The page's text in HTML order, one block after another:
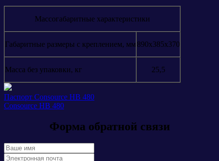
Массогабаритные характеристики
Габаритные размеры с креплением, мм 890х385х370
Масса без упаковки, кг 25,5
Паспорт Consource HB 480
Consource HB 480
Форма обратной связи